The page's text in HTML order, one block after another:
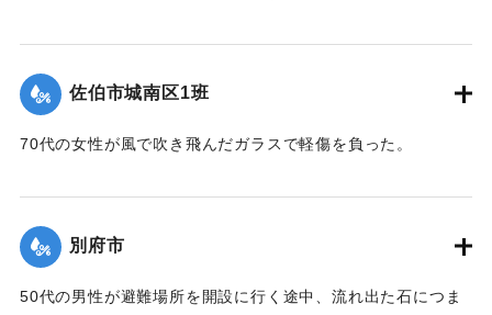
農林道の決壊 七九九ヶ所
野菜飼料作物その他 四一〇ヘクタール
被害総額二六億円（当時玄米一俵六〇キログラム一六,五
昭五一．九．一〇．一六時
災害対策本部設置 大分県対策本部設置
非常事態発生のサイレン吹鳴 全消防団員 全消防署員
佐伯市城南区1班
70代の女性が風で吹き飛んだガラスで軽傷を負った。
｜固有コード:00857031
別府市
50代の男性が避難場所を開設に行く途中、流れ出た石につま